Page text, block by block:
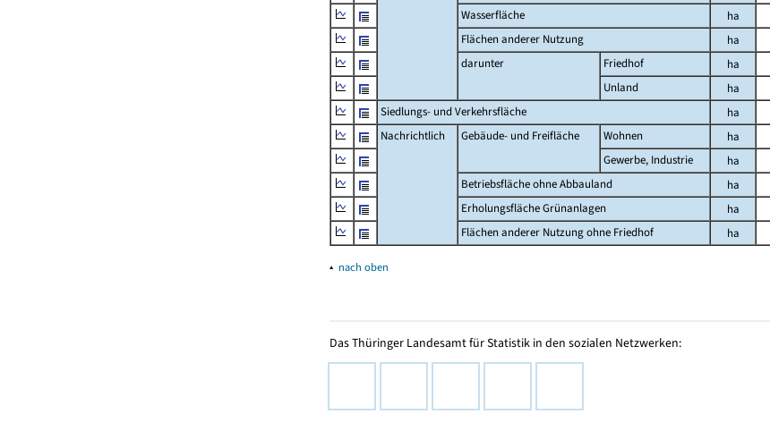
Wasserfläche
ha
Flächen anderer Nutzung
ha
darunter
Friedhof ha
Unland
ha
Siedlungs- und Verkehrsfläche
ha
Nachrichtlich
Gebäude- und Freifläche Wohnen ha
Gewerbe, Industrie
ha
Betriebsfläche ohne Abbauland
ha
Erholungsfläche Grünanlagen
ha
Flächen anderer Nutzung ohne Friedhof
ha
▴ nach oben
Das Thüringer Landesamt für Statistik in den sozialen Netzwerken: